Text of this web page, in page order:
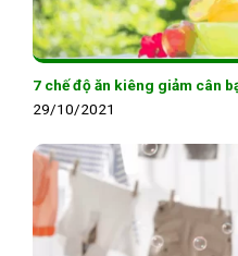
7 chế độ ăn kiêng giảm cân
29/10/2021